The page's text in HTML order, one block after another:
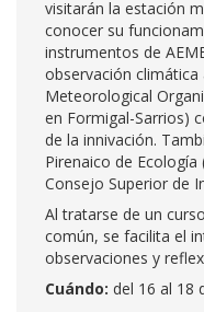
visitarán la estación
conocer su
instrumentos de
observación climática
Meteorological
en Formigal-Sarrios)
de la innivación.
Pirenaico de Ecología
Consejo Superior de
Al tratarse de un
común, se facilita el
observaciones y
Cuándo: del 16 al 18